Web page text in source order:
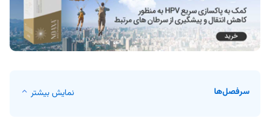
سرفصل‌ها نمایش بیشتر